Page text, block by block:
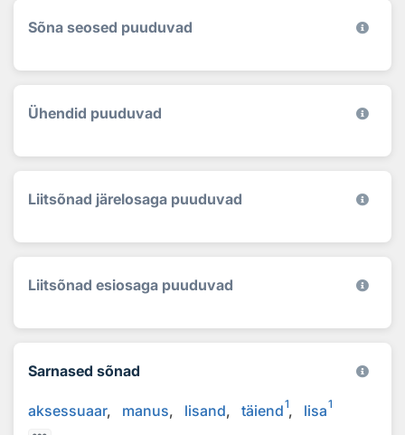
Sõna seosed puuduvad
Ühendid puuduvad
Liitsõnad järelosaga puuduvad
Liitsõnad esiosaga puuduvad
Sarnased sõnad
aksessuaar manus lisand täiend1 lisa1